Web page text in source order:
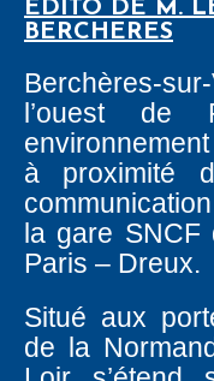
EDITO DE M.
BERCHERES
Berchères-
l’ouest de
à proximité
la gare
Paris – Dreux.
Situé aux
de la